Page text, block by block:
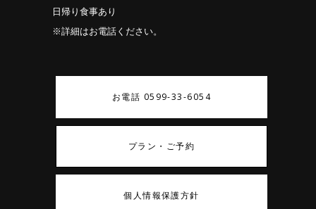
日帰り食事あり
※詳細はお電話ください。
お電話 0599-33-6054
プラン・ご予約
個人情報保護方針